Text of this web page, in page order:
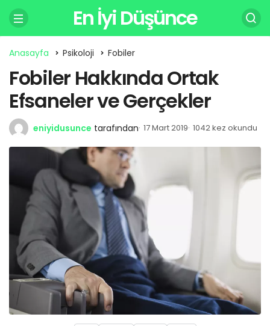
En İyi Düşünce
Anasayfa Psikoloji Fobiler
Fobiler Hakkında Ortak
Efsaneler ve Gerçekler
eniyidusunce tarafından 17 Mart 2019 1042 kez okundu